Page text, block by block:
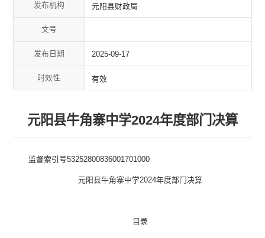
发布机构 元阳县财政局
文号
发布日期 2025-09-17
时效性 有效
元阳县牛角寨中学2024年度部门决算
监督索引号53252800836001701000
元阳县牛角寨中学2024年度部门决算
目录